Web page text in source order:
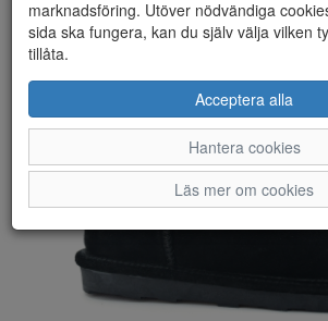
HEM
marknadsföring. Utöver nödvändiga
sida ska fungera, kan du själv välja vilken
tillåta.
Acceptera alla
Hantera cookies
Läs mer om cookies